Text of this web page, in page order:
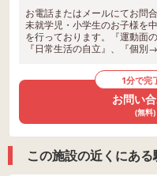
お電話またはメールにてお問
未就学児・小学生のお子様を
を行っております。『運動面
『日常生活の自立』、『個
1分で完
お問い
(無料)
この施設の近くにあ